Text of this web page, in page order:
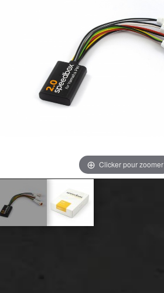
Clicker pour zoomer